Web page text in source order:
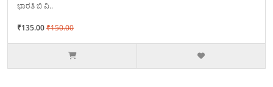
ಭಾರತಿ ಬಿ ವಿ..
₹135.00₹150.00